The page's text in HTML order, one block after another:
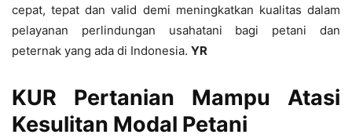
cepat, tepat dan valid demi meningkatkan kualitas dalam
pelayanan perlindungan usahatani bagi petani dan
peternak yang ada di Indonesia. YR
KUR Pertanian Mampu Atasi
Kesulitan Modal Petani